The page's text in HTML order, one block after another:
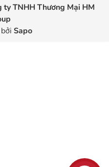
ty TNHH Thương Mại HM
Sapo